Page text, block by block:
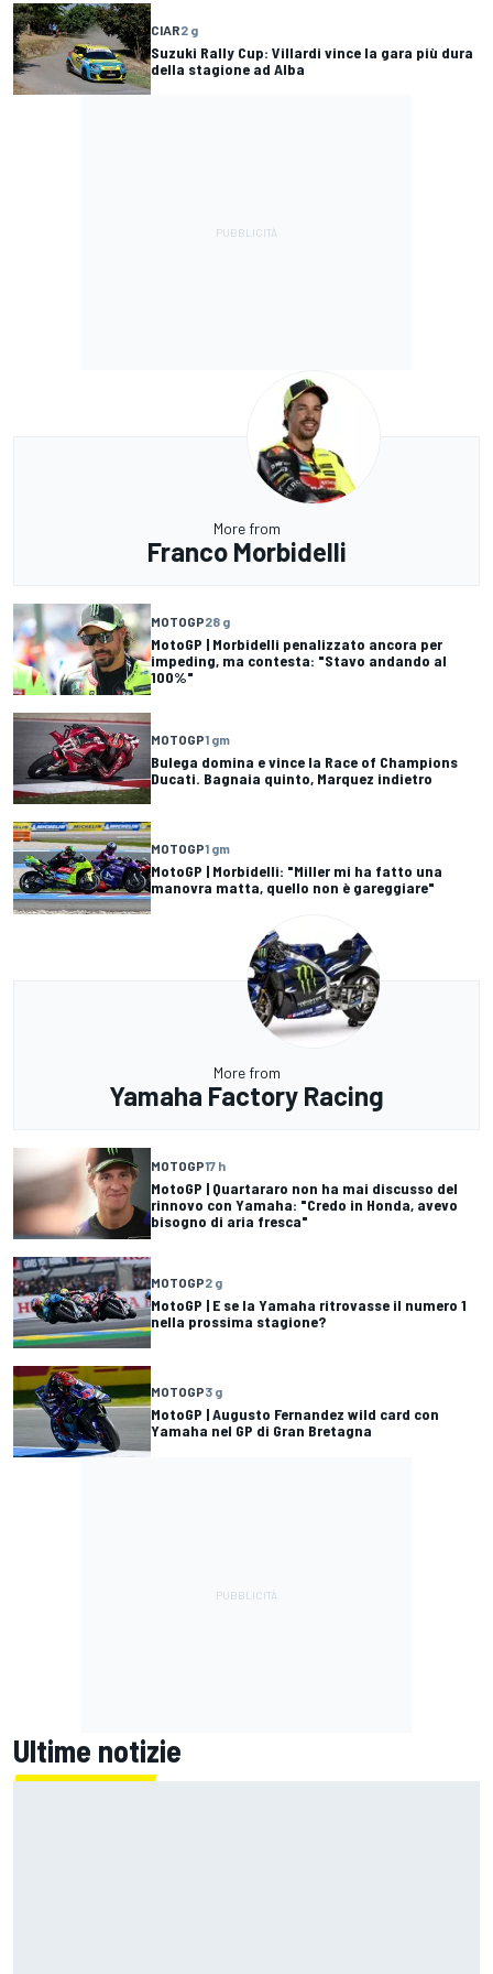
CIAR2 g
Suzuki Rally Cup: Villardi vince la gara più dura
della stagione ad Alba
More from
Franco Morbidelli
MOTOGP28 g
MotoGP | Morbidelli penalizzato ancora per
impeding, ma contesta: "Stavo andando al
100%"
MOTOGP1 gm
Bulega domina e vince la Race of Champions
Ducati. Bagnaia quinto, Marquez indietro
MOTOGP1 gm
MotoGP | Morbidelli: "Miller mi ha fatto una
manovra matta, quello non è gareggiare"
More from
Yamaha Factory Racing
MOTOGP17 h
MotoGP | Quartararo non ha mai discusso del
rinnovo con Yamaha: "Credo in Honda, avevo
bisogno di aria fresca"
MOTOGP2 g
MotoGP | E se la Yamaha ritrovasse il numero 1
nella prossima stagione?
MOTOGP3 g
MotoGP | Augusto Fernandez wild card con
Yamaha nel GP di Gran Bretagna
Ultime notizie